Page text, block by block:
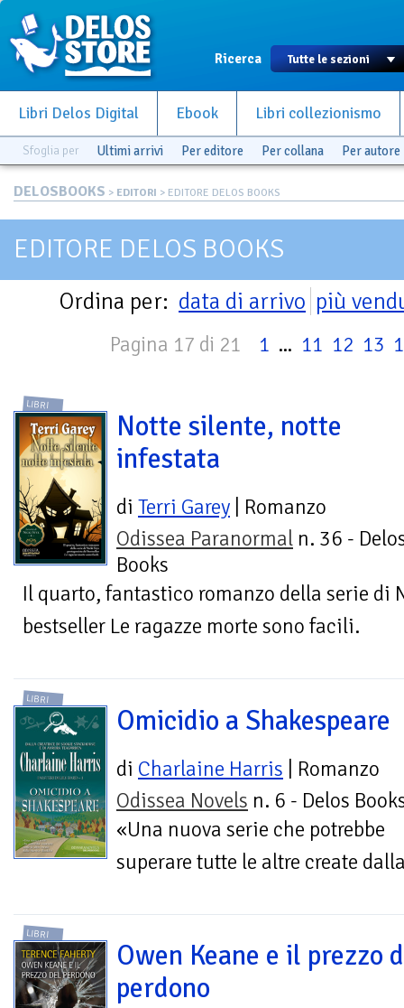
Ricerca
Libri Delos Digital Ebook Libri collezionismo
Sfoglia per Ultimi arrivi Per editore Per collana Per autore
DELOSBOOKS > EDITORI > EDITORE DELOS BOOKS
EDITORE DELOS BOOKS
Ordina per: data di arrivo più
Pagina 17 di 21 1 ... 11 12 13
LIBRI
Notte silente, notte
infestata
di Terri Garey | Romanzo
Odissea Paranormal n. 36 -
Books
Il quarto, fantastico romanzo della serie di
bestseller Le ragazze morte sono facili.
LIBRI
Omicidio a Shakespeare
di Charlaine Harris | Romanzo
Odissea Novels n. 6 - Delos
«Una nuova serie che potrebbe
superare tutte le altre create
LIBRI
Owen Keane e il prezzo
perdono